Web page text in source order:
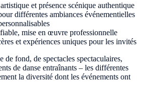
et présence scénique authentique
différentes ambiances événementielles
mise en œuvre professionnelle
et expériences uniques pour les invités
de fond, de spectacles spectaculaires,
de danse entraînants – les différentes
la diversité dont les événements ont